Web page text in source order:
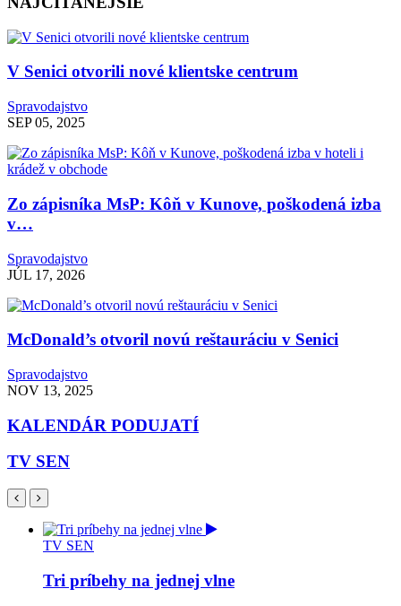
V Senici otvorili nové klientske centrum
Spravodajstvo
SEP 05, 2025
Zo zápisníka MsP: Kôň v Kunove, poškodená izba
v…
Spravodajstvo
JÚL 17, 2026
McDonald’s otvoril novú reštauráciu v Senici
Spravodajstvo
NOV 13, 2025
KALENDÁR PODUJATÍ
TV SEN
TV SEN
Tri príbehy na jednej vlne